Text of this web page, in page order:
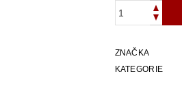
ZNAČKA
KATEGORIE